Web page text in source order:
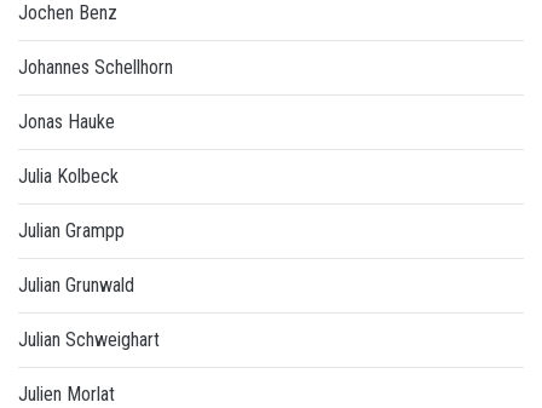
Jochen Benz
Johannes Schellhorn
Jonas Hauke
Julia Kolbeck
Julian Grampp
Julian Grunwald
Julian Schweighart
Julien Morlat